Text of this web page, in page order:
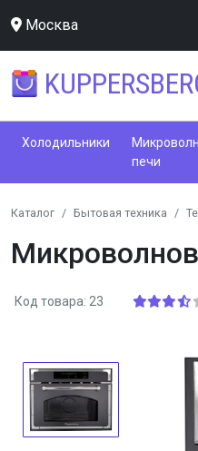
Москва
Холодильники
печи
Каталог Бытовая техника
Код товара: 23